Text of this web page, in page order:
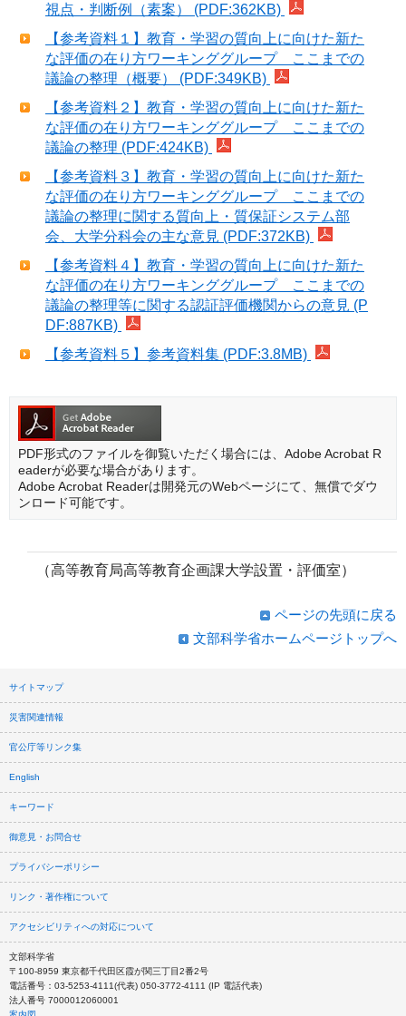
視点・判断例（素案） (PDF:362KB)
【参考資料１】教育・学習の質向上に向けた新た
な評価の在り方ワーキンググループ ここまでの
議論の整理（概要） (PDF:349KB)
【参考資料２】教育・学習の質向上に向けた新た
な評価の在り方ワーキンググループ ここまでの
議論の整理 (PDF:424KB)
【参考資料３】教育・学習の質向上に向けた新た
な評価の在り方ワーキンググループ ここまでの
議論の整理に関する質向上・質保証システム部
会、大学分科会の主な意見 (PDF:372KB)
【参考資料４】教育・学習の質向上に向けた新た
な評価の在り方ワーキンググループ ここまでの
議論の整理等に関する認証評価機関からの意見 (P
DF:887KB)
【参考資料５】参考資料集 (PDF:3.8MB)
PDF形式のファイルを御覧いただく場合には、Adobe Acrobat R
eaderが必要な場合があります。
Adobe Acrobat Readerは開発元のWebページにて、無償でダウ
ンロード可能です。
（高等教育局高等教育企画課大学設置・評価室）
ページの先頭に戻る
文部科学省ホームページトップへ
サイトマップ
災害関連情報
官公庁等リンク集
English
キーワード
御意見・お問合せ
プライバシーポリシー
リンク・著作権について
アクセシビリティへの対応について
文部科学省
〒100-8959 東京都千代田区霞が関三丁目2番2号
電話番号：03-5253-4111(代表) 050-3772-4111 (IP 電話代表)
法人番号 7000012060001